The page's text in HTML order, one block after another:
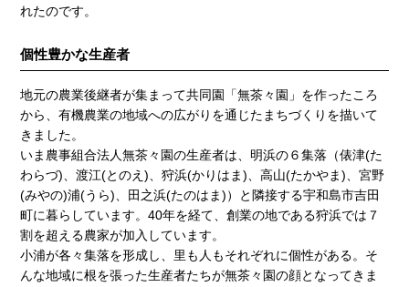
れたのです。
個性豊かな生産者
地元の農業後継者が集まって共同園「無茶々園」を作ったころ
から、有機農業の地域への広がりを通じたまちづくりを描いて
きました。
いま農事組合法人無茶々園の生産者は、明浜の６集落（俵津(た
わらづ)、渡江(とのえ)、狩浜(かりはま)、高山(たかやま)、宮野
(みやの)浦(うら)、田之浜(たのはま)）と隣接する宇和島市吉田
町に暮らしています。40年を経て、創業の地である狩浜では７
割を超える農家が加入しています。
小浦が各々集落を形成し、里も人もそれぞれに個性がある。そ
んな地域に根を張った生産者たちが無茶々園の顔となってきま